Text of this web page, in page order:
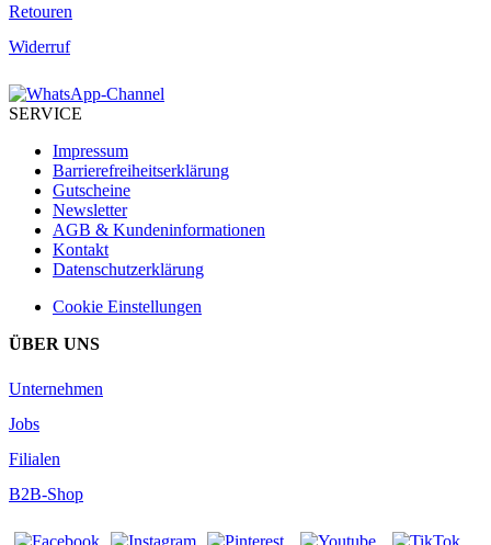
Retouren
Widerruf
SERVICE
Impressum
Barrierefreiheitserklärung
Gutscheine
Newsletter
AGB & Kundeninformationen
Kontakt
Datenschutzerklärung
Cookie Einstellungen
ÜBER UNS
Unternehmen
Jobs
Filialen
B2B-Shop